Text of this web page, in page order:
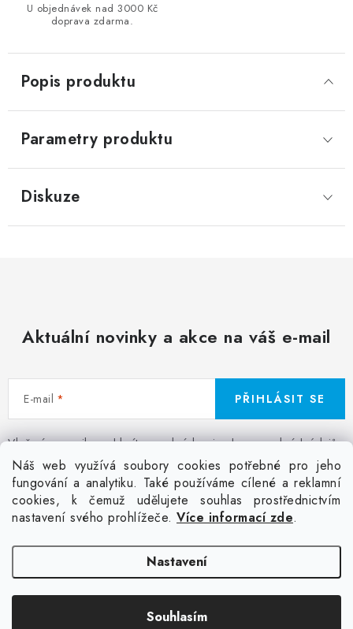
Náš web využívá soubory cookies potřebné pro jeho
fungování a analytiku. Také používáme cílené a reklamní
cookies, k čemuž udělujete souhlas prostřednictvím
nastavení svého prohlížeče. Více informací zde.
Nastavení
Souhlasím
U objednávek nad 3000 Kč
doprava zdarma.
Popis produktu
Parametry produktu
Diskuze
Aktuální novinky a akce na váš e-mail
E-mail
Vložením e-mailu souhlasíte spodmínkami ochrany osobních údajů
PŘIHLÁSIT SE
Facebook Kontakt Jak nakupovat
Poptávka potisku textilu
Akce a slevy GDPR + cookies Obchodní podmínky
Doprava
Copyright 2026Colordot.cz. Všechna práva vyhrazena.Upravit nastavení
cookies